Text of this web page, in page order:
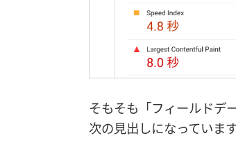
そもそも「フィールドデ
次の見出しになっています